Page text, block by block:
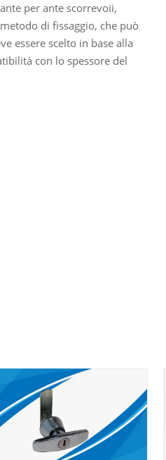
per ante scorrevoii,
di fissaggio, che può
essere scelto in base alla
con lo spessore del